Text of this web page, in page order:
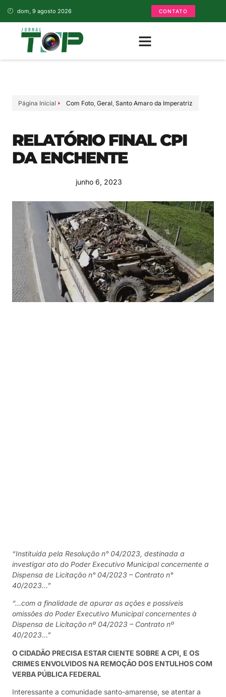
dom, 9 agosto 2026 CONTATO
Página Inicial Com Foto, Geral, Santo Amaro da Imperatriz
RELATÓRIO FINAL CPI
DA ENCHENTE
junho 6, 2023
“Instituída pela Resolução n° 04/2023, destinada a
investigar ato do Poder Executivo Municipal concernente a
Dispensa de Licitação n° 04/2023 – Contrato n°
40/2023…”
“…com a finalidade de apurar as ações e possíveis
omissões do Poder Executivo Municipal concernentes à
Dispensa de Licitação nº 04/2023 – Contrato nº
40/2023…”
O CIDADÃO PRECISA ESTAR CIENTE SOBRE A CPI, E OS
CRIMES ENVOLVIDOS NA REMOÇÃO DOS ENTULHOS COM
VERBA PÚBLICA FEDERAL
Interessante a comunidade santo-amarense, se atentar a